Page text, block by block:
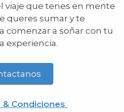
viaje que tenes en mente
queres sumar y te
comenzar a soñar con tu
experiencia.
Condiciones